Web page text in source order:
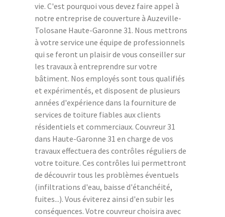
vie. C'est pourquoi vous devez faire appel à
notre entreprise de couverture à Auzeville-
Tolosane Haute-Garonne 31. Nous mettrons
à votre service une équipe de professionnels
qui se feront un plaisir de vous conseiller sur
les travaux à entreprendre sur votre
bâtiment. Nos employés sont tous qualifiés
et expérimentés, et disposent de plusieurs
années d'expérience dans la fourniture de
services de toiture fiables aux clients
résidentiels et commerciaux. Couvreur 31
dans Haute-Garonne 31 en charge de vos
travaux effectuera des contrôles réguliers de
votre toiture. Ces contrôles lui permettront
de découvrir tous les problèmes éventuels
(infiltrations d'eau, baisse d'étanchéité,
fuites...). Vous éviterez ainsi d'en subir les
conséquences. Votre couvreur choisira avec